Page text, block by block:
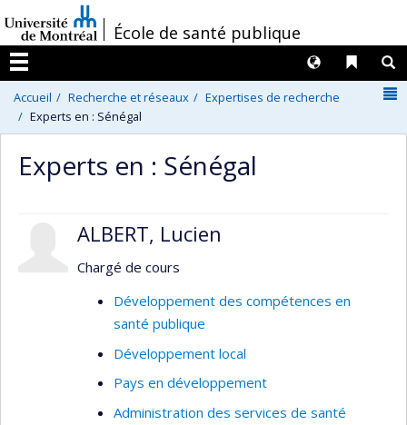
au
contenu
/École de santé publique
Menu
Liens
Langues
Accueil Recherche et réseaux
Expertises de recherche
Experts en : Sénégal
Experts en : Sénégal
ALBERT, Lucien
Chargé de cours
Développement des compétences en
santé publique
Développement local
Pays en développement
Administration des services de santé